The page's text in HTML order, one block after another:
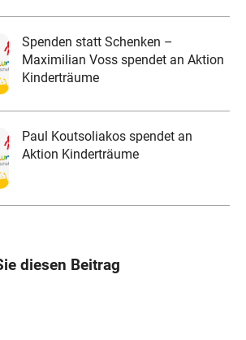
Spenden statt Schenken –
Maximilian Voss spendet an Aktion
Kinderträume
Paul Koutsoliakos spendet an
Aktion Kinderträume
diesen Beitrag